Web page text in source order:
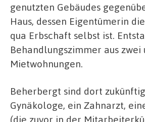
genutzten Gebäudes
Haus, dessen Eigentümerin
qua Erbschaft selbst ist.
Behandlungszimmer aus zwei
Mietwohnungen.
Beherbergt sind dort
Gynäkologe, ein Zahnarzt,
(die zuvor in der